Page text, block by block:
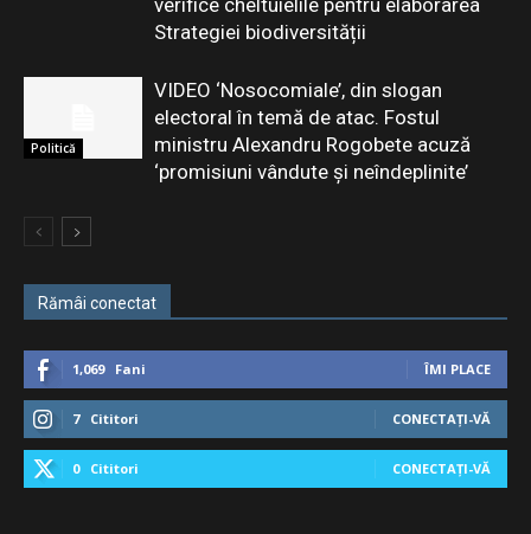
verifice cheltuielile pentru elaborarea
Strategiei biodiversității
Politică
VIDEO ‘Nosocomiale’, din slogan
electoral în temă de atac. Fostul
ministru Alexandru Rogobete acuză
‘promisiuni vândute și neîndeplinite’
Rămâi conectat
1,069 Fani ÎMI PLACE
7 Cititori CONECTAȚI-VĂ
0 Cititori CONECTAȚI-VĂ